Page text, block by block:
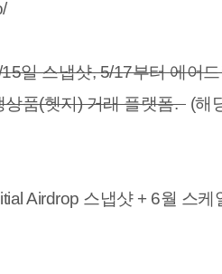
일 스냅샷, 5/17부터 에어
품(헷지) 거래 플랫폼. (해
Airdrop 스냅샷 + 6월 스케